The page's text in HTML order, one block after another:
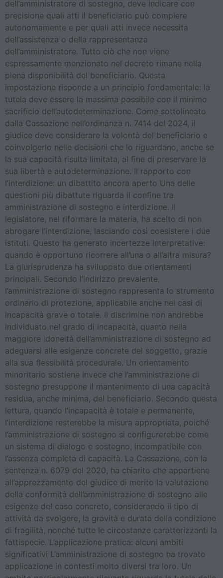
dell’amministratore di sostegno, deve indicare con
precisione quali atti il beneficiario può compiere
autonomamente e per quali atti invece necessita
dell’assistenza o della rappresentanza
dell’amministratore. Tutto ciò che non viene
espressamente menzionato nel decreto rimane nella
piena disponibilità del beneficiario. Questa
impostazione risponde a un principio fondamentale: la
tutela deve essere la massima possibile con il minimo
sacrificio dell’autodeterminazione. Come sottolineato
dalla Cassazione nell’ordinanza n. 7414 del 2024, il
giudice deve considerare la volontà del beneficiario e
coinvolgerlo nelle decisioni che lo riguardano, anche se
la sua capacità risulta limitata, al fine di preservare la
sua libertà e autodeterminazione. Il rapporto con
l’interdizione: un dibattito ancora aperto Una delle
questioni più dibattute riguarda il confine tra
amministrazione di sostegno e interdizione. Il
legislatore, nel riformare la materia, ha scelto di non
abrogare l’interdizione, lasciando così coesistere i due
istituti. Questo ha generato incertezze interpretative:
quando è opportuno ricorrere all’una o all’altra misura?
La giurisprudenza ha sviluppato due orientamenti
principali. Secondo l’indirizzo prevalente,
l’amministrazione di sostegno rappresenta lo strumento
ordinario di protezione, applicabile anche nei casi di
incapacità grave o totale. Il discrimine non andrebbe
individuato nel grado di incapacità, quanto nella
maggiore idoneità dell’amministrazione di sostegno ad
adeguarsi alle esigenze concrete del soggetto, grazie
alla sua flessibilità procedurale. Un orientamento
minoritario sostiene invece che l’amministrazione di
sostegno presuppone il mantenimento di una capacità
residua, anche minima, del beneficiario. Secondo questa
lettura, quando l’incapacità è totale e permanente,
l’interdizione resterebbe la misura appropriata, poiché
l’amministrazione di sostegno si configurerebbe come
un sistema di dialogo e sostegno, incompatibile con
l’assenza completa di capacità. La Cassazione, con la
sentenza n. 6079 del 2020, ha chiarito che appartiene
all’apprezzamento del giudice di merito la valutazione
della conformità dell’amministrazione di sostegno alle
esigenze del caso concreto, considerando il tipo di
attività da svolgere, la gravità e durata della condizione
di fragilità, nonché tutte le circostanze caratterizzanti la
fattispecie. L’applicazione pratica: alcuni ambiti
significativi L’amministrazione di sostegno ha trovato
applicazione in contesti molto diversi tra loro. Un